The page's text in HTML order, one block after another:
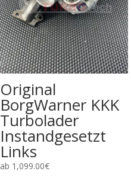
Original
BorgWarner KKK
Turbolader
Instandgesetzt
Links
ab 1,099.00€